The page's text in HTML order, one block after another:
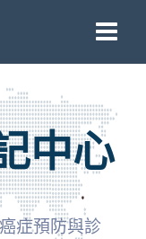
中心
症預防與診